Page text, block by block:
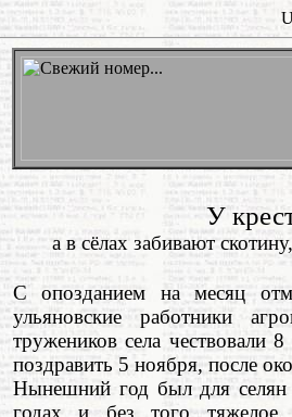
У
а в сёлах забивают
С опозданием на месяц
ульяновские работники
тружеников села чествовали
поздравить 5 ноября, после
Нынешний год был для
годах и без того тяжелое